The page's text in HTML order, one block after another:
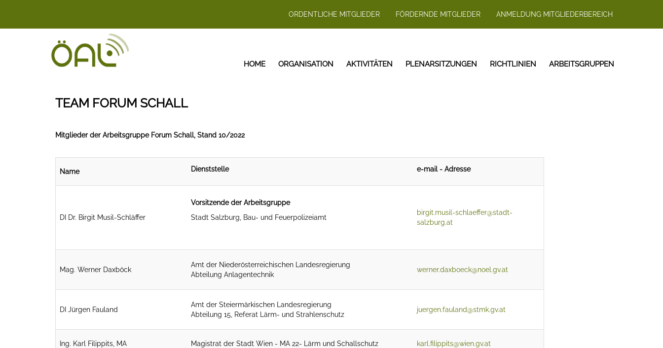
ORDENTLICHE MITGLIEDER FÖRDERNDE MITGLIEDER ANMELDUNG MITGLIEDERBEREICH
HOME ORGANISATION AKTIVITÄTEN PLENARSITZUNGEN RICHTLINIEN ARBEITSGRUPPEN
TEAM FORUM SCHALL
Mitglieder der Arbeitsgruppe Forum Schall, Stand 10/2022
Name Dienststelle e-mail - Adresse
DI Dr. Birgit Musil-Schläffer
Vorsitzende der Arbeitsgruppe
Stadt Salzburg, Bau- und Feuerpolizeiamt
birgit.musil-schlaeffer@stadt-
salzburg.at
Mag. Werner Daxböck
Amt der Niederösterreichischen Landesregierung
Abteilung Anlagentechnik
werner.daxboeck@noel.gv.at
DI Jürgen Fauland
Amt der Steiermärkischen Landesregierung
Abteilung 15, Referat Lärm- und Strahlenschutz
juergen.fauland@stmk.gv.at
Ing. Karl Filippits, MA Magistrat der Stadt Wien - MA 22- Lärm und Schallschutz karl.filippits@wien.gv.at